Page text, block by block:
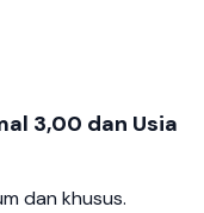
3,00 dan Usia
dan khusus.